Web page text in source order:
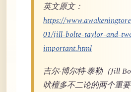
英文原文：
https://
01/jill-bolte-taylor-and-
important.html
吉尔·博尔特·泰勒（Jill
吠檀多不二论的两个重